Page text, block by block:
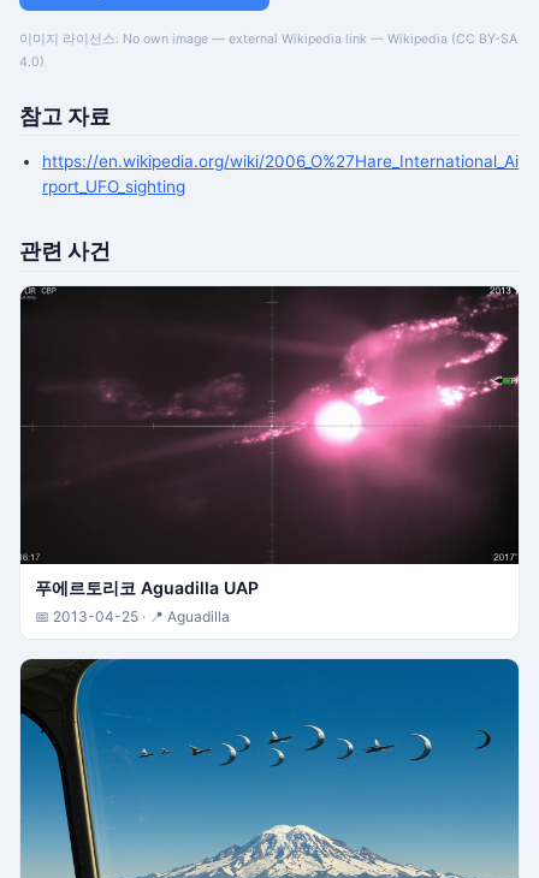
이미지 라이선스: No own image — external Wikipedia link — Wikipedia (CC BY-SA
4.0)
참고 자료
https://en.wikipedia.org/wiki/2006_O%27Hare_International_Ai
rport_UFO_sighting
관련 사건
푸에르토리코 Aguadilla UAP
📅 2013-04-25 · 📍 Aguadilla